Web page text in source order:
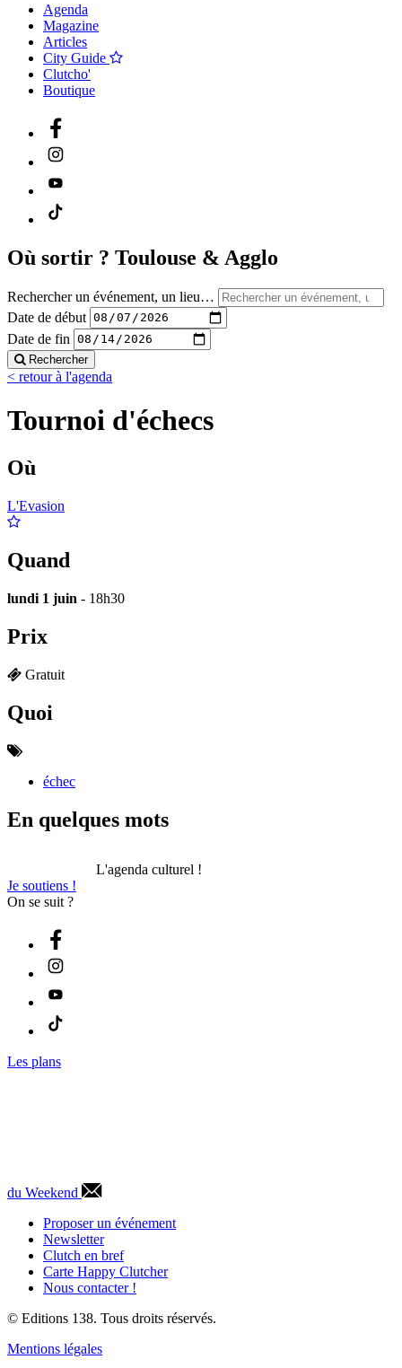
Agenda
Magazine
Articles
City Guide
Clutcho'
Boutique
Où sortir ? Toulouse & Agglo
Rechercher un événement, un lieu…
Date de début
Date de fin
Rechercher
< retour à l'agenda
Tournoi d'échecs
Où
L'Evasion
Quand
lundi 1 juin - 18h30
Prix
Gratuit
Quoi
échec
En quelques mots
L'agenda culturel !
Je soutiens !
On se suit ?
Les plans
du Weekend
Proposer un événement
Newsletter
Clutch en bref
Carte Happy Clutcher
Nous contacter !
© Editions 138. Tous droits réservés.
Mentions légales